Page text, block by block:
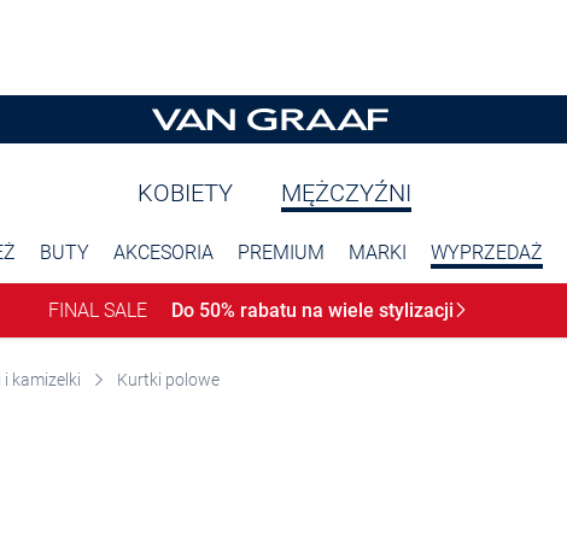
KOBIETY MĘŻCZYŹNI
BUTY AKCESORIA PREMIUM MARKI WYPRZEDAŻ
FINAL SALE Do 50% rabatu na wiele stylizacji
i kamizelki Kurtki polowe